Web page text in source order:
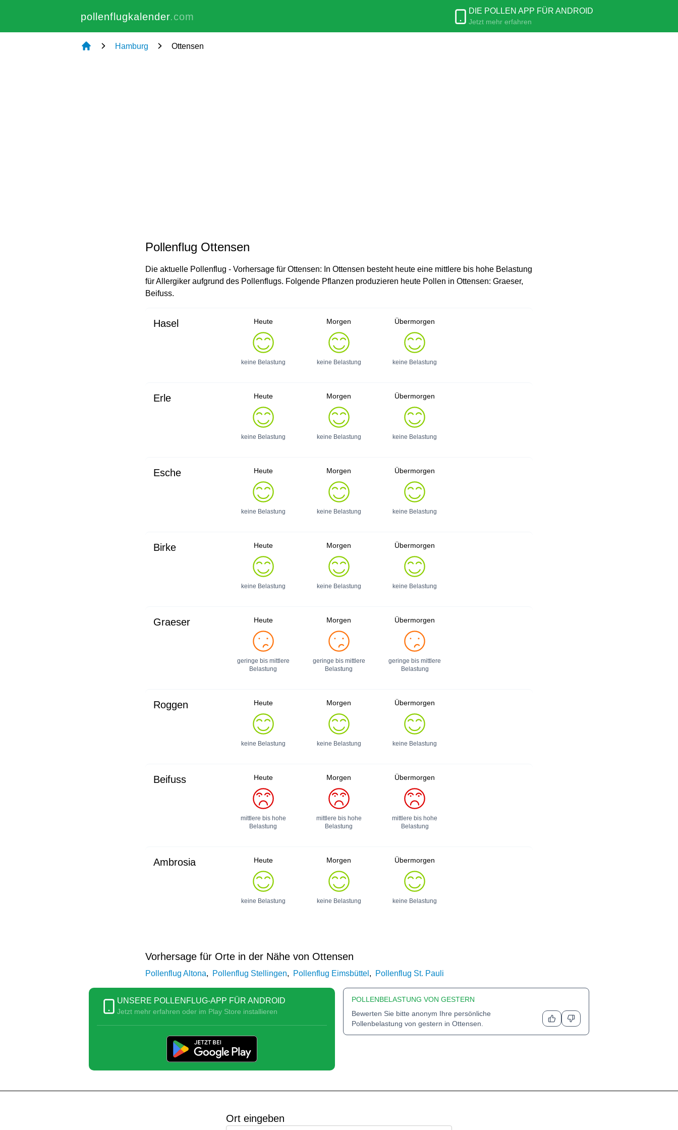
pollenflugkalender.com
DIE POLLEN APP FÜR ANDROID
Jetzt mehr erfahren
Hamburg Ottensen
Pollenflug Ottensen
Die aktuelle Pollenflug - Vorhersage für Ottensen: In Ottensen besteht heute eine mittlere bis hohe Belastung
für Allergiker aufgrund des Pollenflugs. Folgende Pflanzen produzieren heute Pollen in Ottensen: Graeser,
Beifuss.
Hasel Heute
keine Belastung
Morgen
keine Belastung
Übermorgen
keine Belastung
Erle Heute
keine Belastung
Morgen
keine Belastung
Übermorgen
keine Belastung
Esche Heute
keine Belastung
Morgen
keine Belastung
Übermorgen
keine Belastung
Birke Heute
keine Belastung
Morgen
keine Belastung
Übermorgen
keine Belastung
Graeser Heute
geringe bis mittlere
Belastung
Morgen
geringe bis mittlere
Belastung
Übermorgen
geringe bis mittlere
Belastung
Roggen Heute
keine Belastung
Morgen
keine Belastung
Übermorgen
keine Belastung
Beifuss Heute
mittlere bis hohe
Belastung
Morgen
mittlere bis hohe
Belastung
Übermorgen
mittlere bis hohe
Belastung
Ambrosia Heute
keine Belastung
Morgen
keine Belastung
Übermorgen
keine Belastung
Vorhersage für Orte in der Nähe von Ottensen
Pollenflug Altona, Pollenflug Stellingen, Pollenflug Eimsbüttel , Pollenflug St. Pauli
UNSERE POLLENFLUG-APP FÜR ANDROID
Jetzt mehr erfahren oder im Play Store installieren
POLLENBELASTUNG VON GESTERN
Bewerten Sie bitte anonym Ihre persönliche
Pollenbelastung von gestern in Ottensen
Ort eingeben